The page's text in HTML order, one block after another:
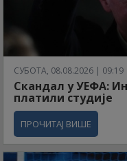
СУБОТА, 08.08.2026 | 09:19
Скандал у УЕФА:
платили студије
ПРОЧИТАЈ ВИШЕ